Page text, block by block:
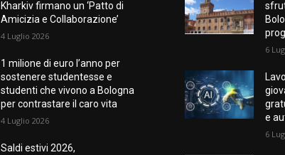
Kharkiv firmano un ‘Patto di
Amicizia e Collaborazione’
4 Luglio 2026
1 milione di euro l’anno per
sostenere studentesse e
studenti che vivono a Bologna
per contrastare il caro vita
4 Luglio 2026
Saldi estivi 2026,
6
e
6